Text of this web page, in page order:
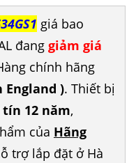
giá bao
đang giảm giá
chính hãng
England ). Thiết bị
tín 12 năm,
của Hãng
trợ lắp đặt ở Hà